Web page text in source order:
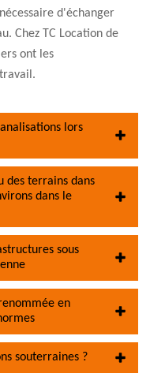
d'échanger
Chez TC Location de
ont les
lors
des terrains dans
dans le
sous
en
souterraines ?